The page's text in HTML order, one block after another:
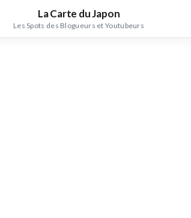
La Carte du Japon
Les Spots des Blogueurs et Youtubeurs